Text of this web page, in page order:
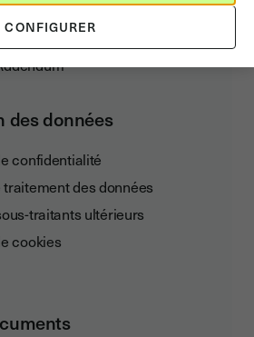
Générales d’Abonnement et
des données
confidentialité
des données
traitants ultérieurs
cookies
CONFIGURER